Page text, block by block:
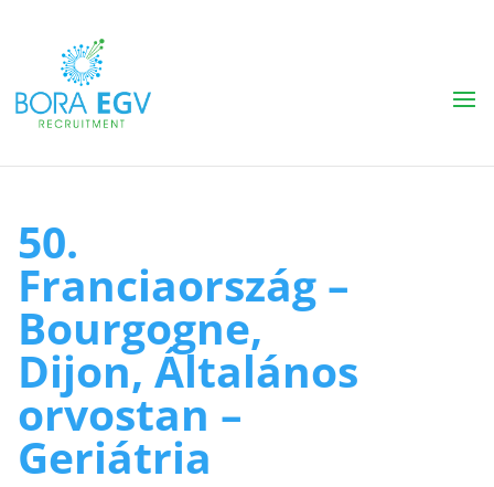
50.
Franciaország –
Bourgogne,
Dijon, Általános
orvostan –
Geriátria